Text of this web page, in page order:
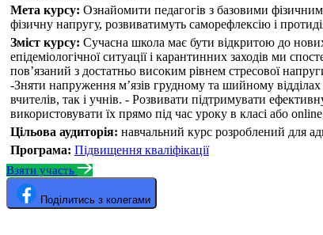
Мета курсу: Ознайомити педагогів з базовими
фізичну напругу, розвиватимуть саморефлексію і
Зміст курсу: Сучасна школа має бути відкритою до
епідеміологічної ситуації і карантинних заходів ми
пов’язаний з достатньо високим рівнем стресової
-Зняти напруження м’язів грудному та шийному
вчителів, так і учнів. - Розвивати підтримувати
використовувати їх прямо під час уроку в класі або
Цільова аудиторія: навчальний курс розроблений для
Програма: Підвищення кваліфікації
Взяти участь
Поділитись з колегами